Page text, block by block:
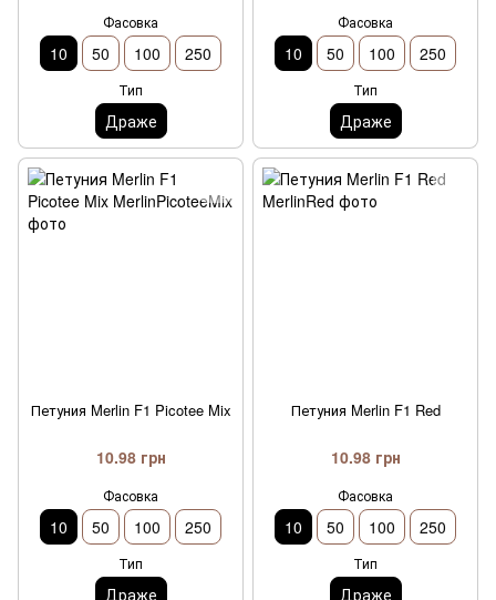
Фасовка
10 50 100 250
Тип
Драже
Фасовка
10 50 100 250
Тип
Драже
Петуния Merlin F1 Picotee Mix
10.98 грн
Фасовка
10 50 100 250
Тип
Драже
Петуния Merlin F1 Red
10.98 грн
Фасовка
10 50 100 250
Тип
Драже